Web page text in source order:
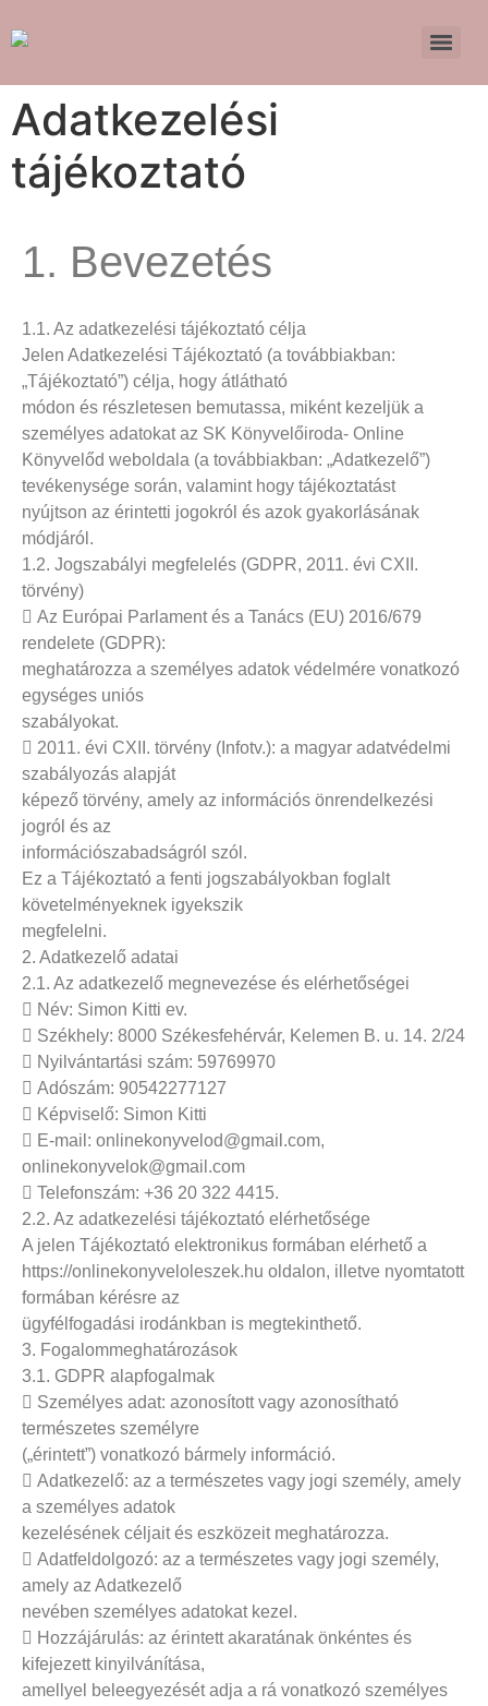
Adatkezelési
tájékoztató
1. Bevezetés
1.1. Az adatkezelési tájékoztató célja
Jelen Adatkezelési Tájékoztató (a továbbiakban:
„Tájékoztató”) célja, hogy átlátható
módon és részletesen bemutassa, miként kezeljük a
személyes adatokat az SK Könyvelőiroda- Online
Könyvelőd weboldala (a továbbiakban: „Adatkezelő”)
tevékenysége során, valamint hogy tájékoztatást
nyújtson az érintetti jogokról és azok gyakorlásának
módjáról.
1.2. Jogszabályi megfelelés (GDPR, 2011. évi CXII.
törvény)
 Az Európai Parlament és a Tanács (EU) 2016/679
rendelete (GDPR):
meghatározza a személyes adatok védelmére vonatkozó
egységes uniós
szabályokat.
 2011. évi CXII. törvény (Infotv.): a magyar adatvédelmi
szabályozás alapját
képező törvény, amely az információs önrendelkezési
jogról és az
információszabadságról szól.
Ez a Tájékoztató a fenti jogszabályokban foglalt
követelményeknek igyekszik
megfelelni.
2. Adatkezelő adatai
2.1. Az adatkezelő megnevezése és elérhetőségei
 Név: Simon Kitti ev.
 Székhely: 8000 Székesfehérvár, Kelemen B. u. 14. 2/24
 Nyilvántartási szám: 59769970
 Adószám: 90542277127
 Képviselő: Simon Kitti
 E-mail: onlinekonyvelod@gmail.com,
onlinekonyvelok@gmail.com
 Telefonszám: +36 20 322 4415.
2.2. Az adatkezelési tájékoztató elérhetősége
A jelen Tájékoztató elektronikus formában elérhető a
https://onlinekonyveloleszek.hu oldalon, illetve nyomtatott
formában kérésre az
ügyfélfogadási irodánkban is megtekinthető.
3. Fogalommeghatározások
3.1. GDPR alapfogalmak
 Személyes adat: azonosított vagy azonosítható
természetes személyre
(„érintett”) vonatkozó bármely információ.
 Adatkezelő: az a természetes vagy jogi személy, amely
a személyes adatok
kezelésének céljait és eszközeit meghatározza.
 Adatfeldolgozó: az a természetes vagy jogi személy,
amely az Adatkezelő
nevében személyes adatokat kezel.
 Hozzájárulás: az érintett akaratának önkéntes és
kifejezett kinyilvánítása,
amellyel beleegyezését adja a rá vonatkozó személyes